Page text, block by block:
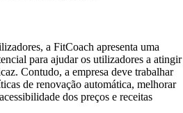
a FitCoach apresenta uma
para ajudar os utilizadores a atingir
Contudo, a empresa deve trabalhar
de renovação automática, melhorar
dos preços e receitas